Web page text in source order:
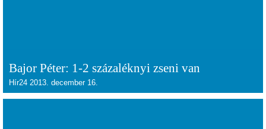
Bajor Péter: 1-2 százaléknyi zseni van
Hír24 2013. december 16.